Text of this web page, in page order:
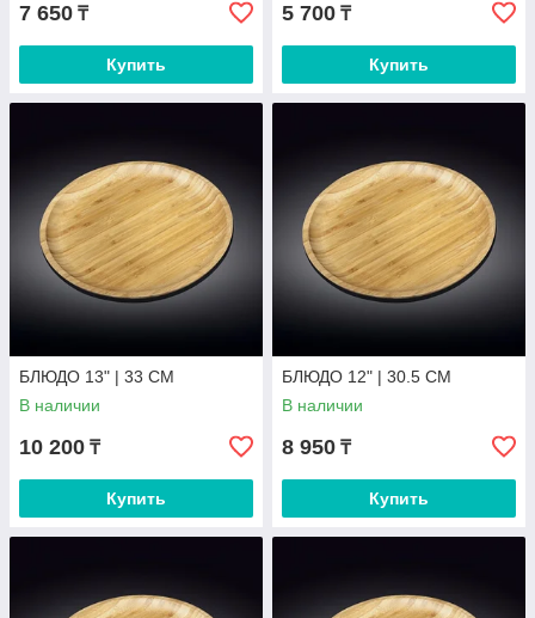
7 650 ₸
Купить
5 700 ₸
Купить
БЛЮДО 13" | 33 CM
В наличии
10 200 ₸
Купить
БЛЮДО 12" | 30.5 CM
В наличии
8 950 ₸
Купить